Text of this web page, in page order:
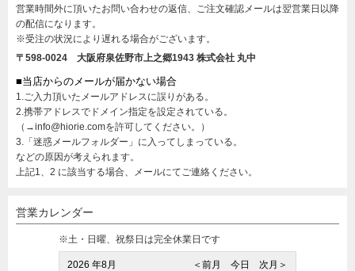
営業時間外に頂いたお問い合わせの返信、ご注文確認メールは翌営業日以降
の配信になります。
※受注の状況により遅れる場合がございます。
〒598-0024 大阪府泉佐野市上之郷1943 株式会社 丸中
■当店からのメールが届かない場合
1.ご入力頂いたメールアドレスに誤りがある。
2.携帯アドレスでドメイン指定を設定されている。
（→info@hiorie.comを許可してください。）
3.「迷惑メールフォルダー」に入ってしまっている。
などの原因が考えられます。
上記1、2 に該当する場合、メールにてご連絡ください。
営業カレンダー
※土・日曜、祝祭日は完全休業日です
2026 年8月 次月＞
今日
＜前月